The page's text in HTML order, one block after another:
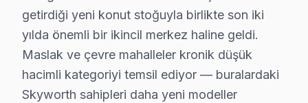
Baltalimanı'nda Skyworth TV Servisi
Baltalimanı, tarihi yapılarıyla bilinen bir mahalle
Büyükdere'de Skyworth TV Servisi
getirdiği yeni konut stoğuyla birlikte son iki
yılda önemli bir ikincil merkez haline geldi.
Maslak ve çevre mahalleler kronik düşük
hacimli kategoriyi temsil ediyor — buralardaki
Skyworth sahipleri daha yeni modeller